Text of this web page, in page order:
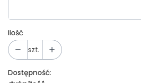
Ilość
szt.
Dostępność: